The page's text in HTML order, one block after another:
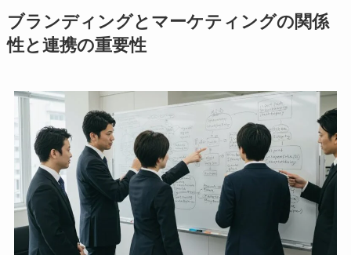
ブランディングとマーケティングの関係
性と連携の重要性